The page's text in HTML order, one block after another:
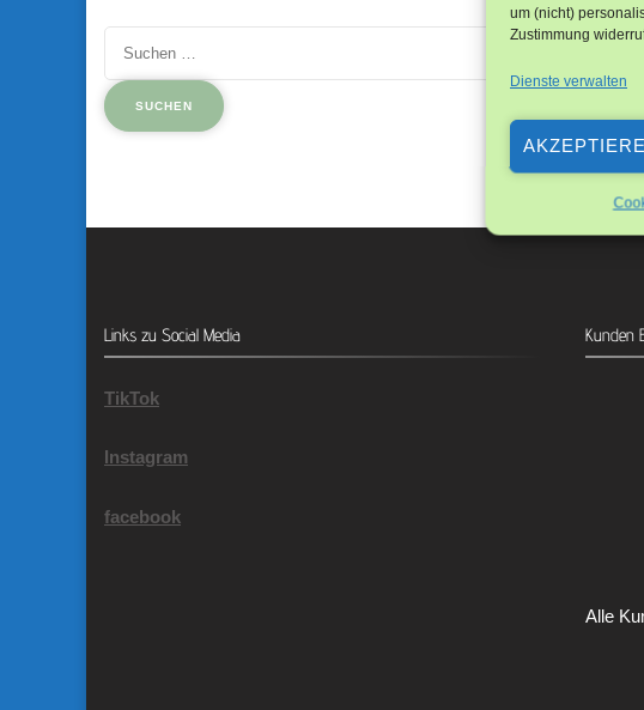
um (nicht)
Zustimmung
Dienste verwalten
nach:
Links zu Social Media
TikTok
Instagram
facebook
Kunden
Alle